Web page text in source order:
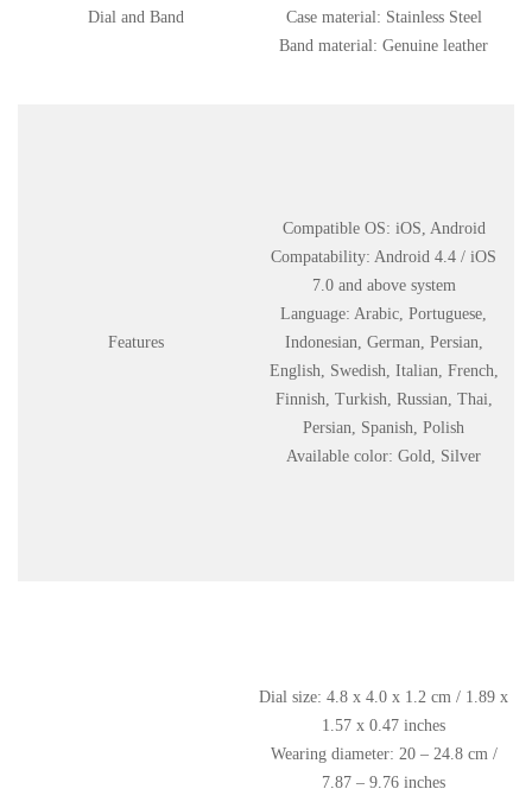
Dial and Band
Case material: Stainless Steel
Band material: Genuine leather
Features
Compatible OS: iOS, Android
Compatability: Android 4.4 / iOS
7.0 and above system
Language: Arabic, Portuguese,
Indonesian, German, Persian,
English, Swedish, Italian, French,
Finnish, Turkish, Russian, Thai,
Persian, Spanish, Polish
Available color: Gold, Silver
Dial size: 4.8 x 4.0 x 1.2 cm / 1.89 x
1.57 x 0.47 inches
Wearing diameter: 20 – 24.8 cm /
7.87 – 9.76 inches